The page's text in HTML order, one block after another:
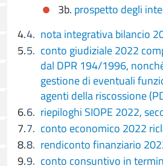
3b. prospetto degli
nota integrativa bilancio
conto giudiziale 2022
dal DPR 194/1996,
gestione di eventuali
agenti della riscossione
riepiloghi SIOPE 2022,
conto economico 2022
rendiconto finanziario
conto consuntivo in